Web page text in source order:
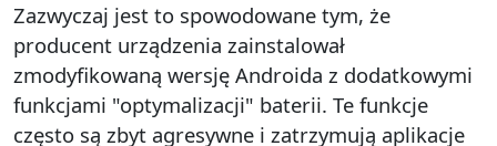
Zazwyczaj jest to spowodowane tym, że
producent urządzenia zainstalował
zmodyfikowaną wersję Androida z dodatkowymi
funkcjami "optymalizacji" baterii. Te funkcje
często są zbyt agresywne i zatrzymują aplikacje